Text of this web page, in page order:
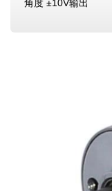
角度 ±10V输出